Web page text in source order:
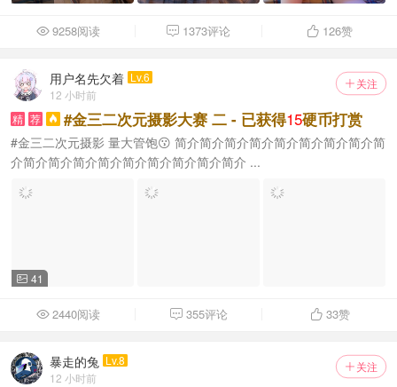
 9258阅读  1373评论  126赞
 关注
用户名先欠着 Lv.6
12 小时前
精 荐  #金三二次元摄影大赛 二 - 已获得15硬币打赏
#金三二次元摄影 量大管饱😗 简介简介简介简介简介简介简介简介简
介简介简介简介简介简介简介简介简介简介 ...
 41
 2440阅读  355评论  33赞
 关注
暴走的兔 Lv.8
12 小时前